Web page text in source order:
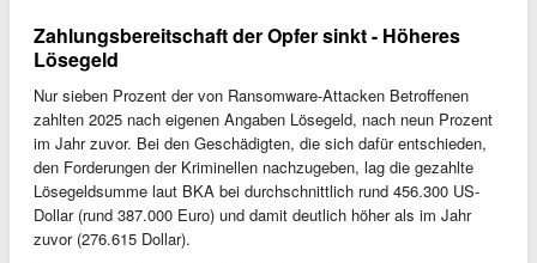
Zahlungsbereitschaft der Opfer sinkt - Höheres
Lösegeld
Nur sieben Prozent der von Ransomware-Attacken Betroffenen
zahlten 2025 nach eigenen Angaben Lösegeld, nach neun Prozent
im Jahr zuvor. Bei den Geschädigten, die sich dafür entschieden,
den Forderungen der Kriminellen nachzugeben, lag die gezahlte
Lösegeldsumme laut BKA bei durchschnittlich rund 456.300 US-
Dollar (rund 387.000 Euro) und damit deutlich höher als im Jahr
zuvor (276.615 Dollar).